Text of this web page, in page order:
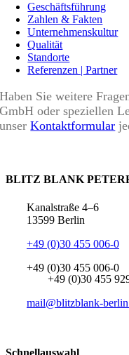
Geschäftsführung
Zahlen & Fakten
Unternehmenskultur
Qualität
Standorte
Referenzen | Partner
Haben Sie weitere
GmbH oder speziellen
unserKontaktformular
BLITZ BLANK
Kanalstraße 4–6
13599 Berlin
+49 (0)30 455 006-0
+49 (0)30 455 006-0
+49 (0)30 455
mail@blitzblank-
Schnellauswahl